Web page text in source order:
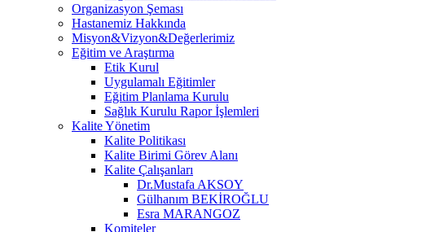
Organizasyon Şeması
Hastanemiz Hakkında
Misyon&Vizyon&Değerlerimiz
Eğitim ve Araştırma
Etik Kurul
Uygulamalı Eğitimler
Eğitim Planlama Kurulu
Sağlık Kurulu Rapor İşlemleri
Kalite Yönetim
Kalite Politikası
Kalite Birimi Görev Alanı
Kalite Çalışanları
Dr.Mustafa AKSOY
Gülhanım BEKİROĞLU
Esra MARANGOZ
Komiteler